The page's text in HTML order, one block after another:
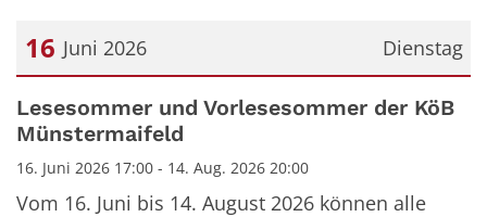
Dienstag
16 Juni 2026
Datum: 16. Juni 2026
Lesesommer und Vorlesesommer der KöB
Münstermaifeld
16. Juni 2026 17:00 - 14. Aug. 2026 20:00
Vom 16. Juni bis 14. August 2026 können alle